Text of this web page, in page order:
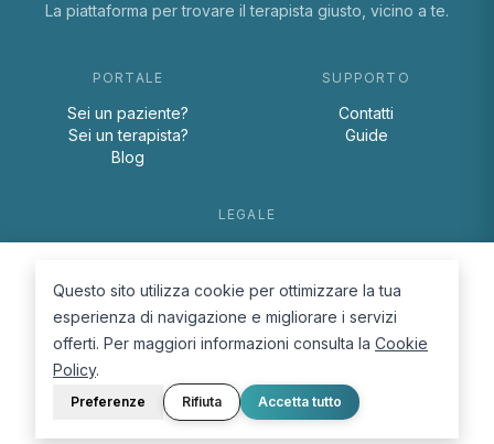
La piattaforma per trovare il terapista giusto, vicino a te.
PORTALE
Sei un paziente?
Sei un terapista?
Blog
SUPPORTO
Contatti
Guide
LEGALE
Cookie Policy
© 2026 D.Lab S.r.l. — InBuoneMani
Questo sito utilizza cookie per ottimizzare la tua
esperienza di navigazione e migliorare i servizi
offerti. Per maggiori informazioni consulta la Cookie
Policy.
Preferenze Rifiuta Accetta tutto